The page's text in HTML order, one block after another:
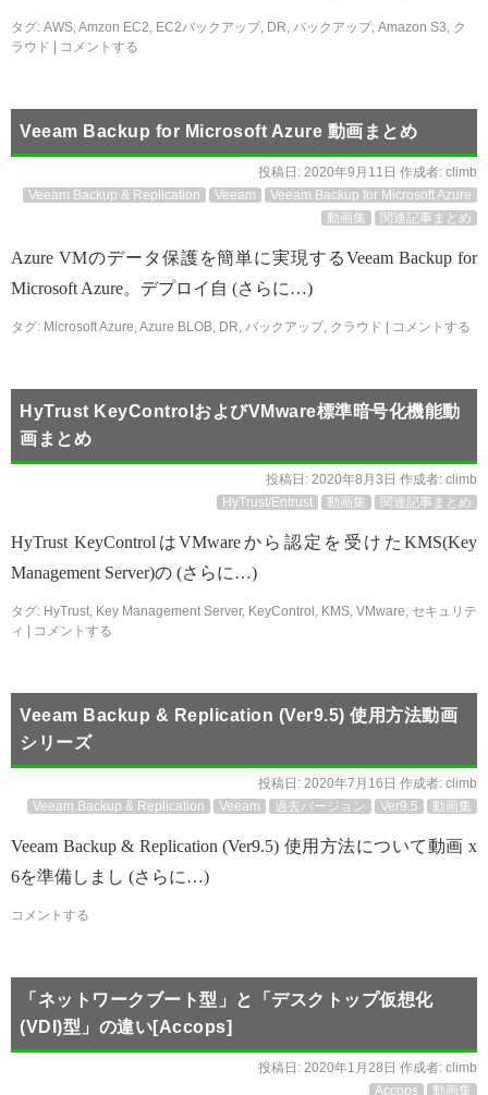
タグ: AWS,Amzon EC2, EC2バックアップ, DR, バックアップ, Amazon S3, ク
ラウド
コメントする
Veeam Backup for Microsoft Azure 動画まとめ
投稿日: 2020年9月11日 作成者: climb
Veeam Backup & Replication
Veeam
Veeam Backup for Microsoft Azure
動画集
関連記事まとめ
Azure VMのデータ保護を簡単に実現するVeeam Backup for
Microsoft Azure。デプロイ自 (さらに…)
タグ: Microsoft Azure,Azure BLOB, DR, バックアップ, クラウド コメントする
HyTrust KeyControlおよびVMware標準暗号化機能動
画まとめ
投稿日: 2020年8月3日 作成者: climb
HyTrust/Entrust
動画集 関連記事まとめ
HyTrust KeyControlはVMwareから認定を受けたKMS(Key
Management Server)の (さらに…)
タグ: HyTrust, Key Management Server, KeyControl , KMS, VMware, セキュリテ
ィ
コメントする
Veeam Backup & Replication (Ver9.5) 使用方法動画
シリーズ
投稿日: 2020年7月16日 作成者: climb
Veeam Backup & Replication
Veeam 過去バージョン Ver9.5 動画集
Veeam Backup & Replication (Ver9.5) 使用方法について動画 x
6を準備しまし (さらに…)
コメントする
「ネットワークブート型」と「デスクトップ仮想化
(VDI)型」の違い[Accops]
投稿日: 2020年1月28日 作成者: climb
Accops
動画集